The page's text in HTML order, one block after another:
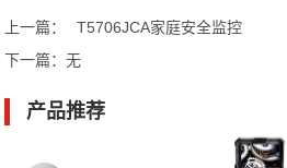
上一篇：
T5706JCA家庭安全监控
下一篇：无
产品推荐